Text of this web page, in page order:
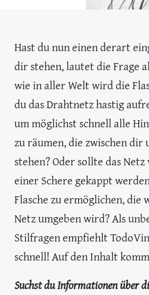
Hast du nun einen derart
dir stehen, lautet die Frage
wie in aller Welt wird die
du das Drahtnetz hastig
um möglichst schnell alle
zu räumen, die zwischen dir
stehen? Oder sollte das
einer Schere gekappt
Flasche zu ermöglichen, die
Netz umgeben wird? Als
Stilfragen empfiehlt
schnell! Auf den Inhalt
Suchst du Informationen über